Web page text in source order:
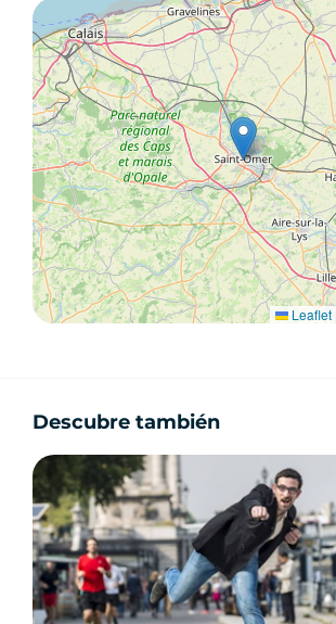
chez eux. D'autres préféreront
auprès du formateur avant de se
Tarifs: 1 séance de 30 mn = 35€
1 séance d'1 heure = 50€
N'HÉSITEZ PAS A NOUS
Leaflet
Descubre también